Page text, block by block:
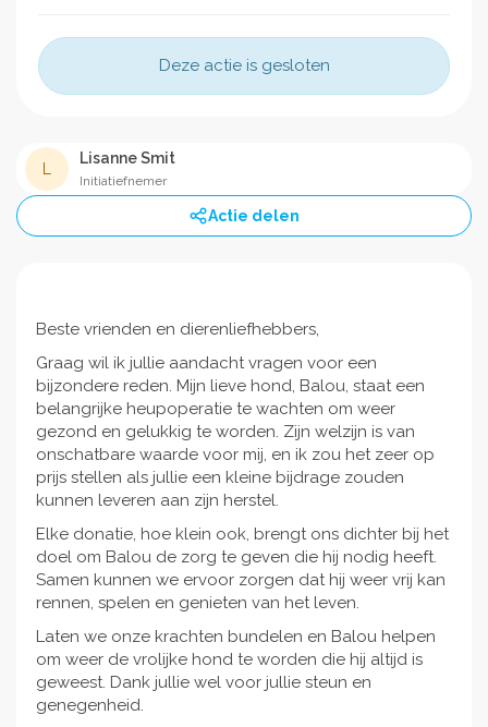
Deze actie is gesloten
Lisanne Smit
Initiatiefnemer
Actie delen
Beste vrienden en dierenliefhebbers,
Graag wil ik jullie aandacht vragen voor een
bijzondere reden. Mijn lieve hond, Balou, staat een
belangrijke heupoperatie te wachten om weer
gezond en gelukkig te worden. Zijn welzijn is van
onschatbare waarde voor mij, en ik zou het zeer op
prijs stellen als jullie een kleine bijdrage zouden
kunnen leveren aan zijn herstel.
Elke donatie, hoe klein ook, brengt ons dichter bij het
doel om Balou de zorg te geven die hij nodig heeft.
Samen kunnen we ervoor zorgen dat hij weer vrij kan
rennen, spelen en genieten van het leven.
Laten we onze krachten bundelen en Balou helpen
om weer de vrolijke hond te worden die hij altijd is
geweest. Dank jullie wel voor jullie steun en
genegenheid.